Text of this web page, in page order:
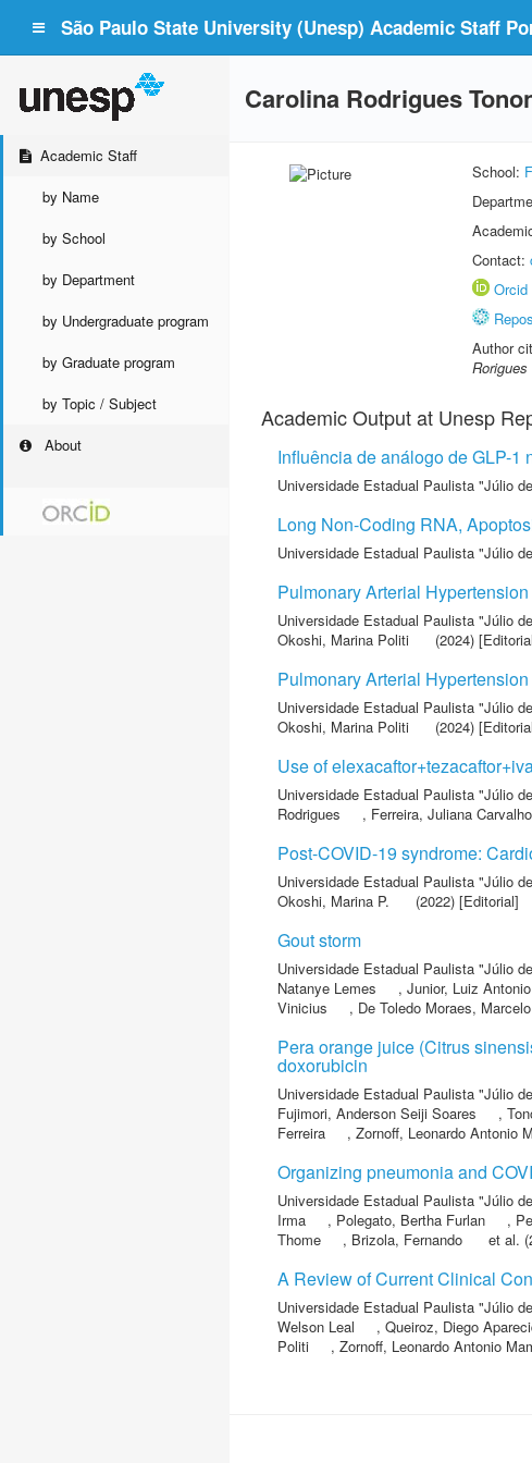
São Paulo State University (Unesp) Academic Staff
Academic Staff
by Name
by School
by Department
by Undergraduate program
by Graduate program
by Topic / Subject
About
Carolina Rodrigues
School:
Contact:
Orcid
Author
Rorigues
Academic Output at Unesp
Influência de análogo de GLP-
Universidade Estadual Paulista "Júlio
Long Non-Coding RNA,
Universidade Estadual Paulista "Júlio
Pulmonary Arterial
Universidade Estadual Paulista "Júlio
Okoshi, Marina Politi
(2024)
Pulmonary Arterial
Universidade Estadual Paulista "Júlio
Okoshi, Marina Politi
(2024)
Use of
Universidade Estadual Paulista "Júlio
Rodrigues
, Ferreira, Juliana Carvalho
Post-COVID-19 syndrome:
Universidade Estadual Paulista "Júlio
Okoshi, Marina P.
(2022) [Editorial]
Gout storm
Universidade Estadual Paulista "Júlio
Natanye Lemes
, Junior, Luiz
Vinicius
, De Toledo Moraes,
Pera orange juice (Citrus
doxorubicin
Universidade Estadual Paulista "Júlio
Fujimori, Anderson Seiji Soares
,
Ferreira
, Zornoff, Leonardo Antonio
Organizing pneumonia and
Universidade Estadual Paulista "Júlio
Irma
, Polegato, Bertha Furlan ,
Thome
, Brizola, Fernando et al.
A Review of Current Clinical
Universidade Estadual Paulista "Júlio
Welson Leal
, Queiroz, Diego
Politi
, Zornoff, Leonardo Antonio